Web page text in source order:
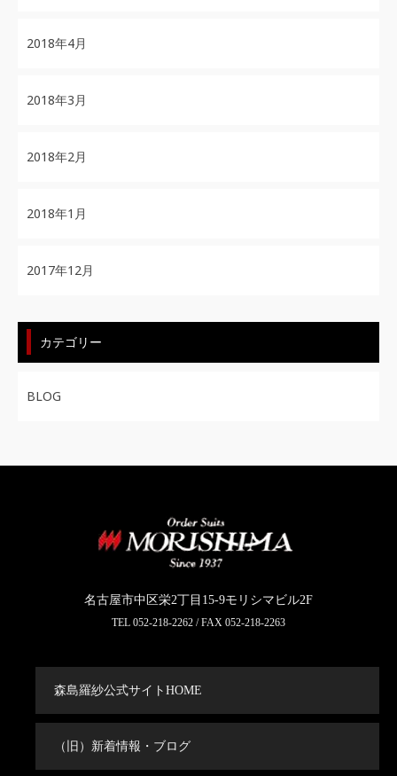
2018年4月
2018年3月
2018年2月
2018年1月
2017年12月
カテゴリー
BLOG
名古屋市中区栄2丁目15-9モリシマビル2F
TEL 052-218-2262 / FAX 052-218-2263
森島羅紗公式サイトHOME
（旧）新着情報・ブログ